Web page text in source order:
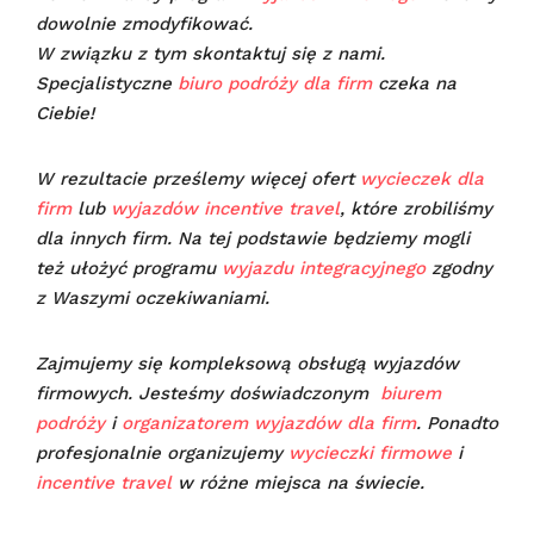
dowolnie zmodyfikować.
W związku z tym skontaktuj się z nami.
Specjalistyczne biuro podróży dla firmczeka na
Ciebie!
W rezultacie prześlemy więcej ofert wycieczek dla
firmlub wyjazdów incentive travel, które zrobiliśmy
dla innych firm. Na tej podstawie będziemy mogli
też ułożyć programu wyjazdu integracyjnegozgodny
z Waszymi oczekiwaniami.
Zajmujemy się kompleksową obsługą wyjazdów
firmowych. Jesteśmy doświadczonym biurem
podróżyi organizatorem wyjazdów dla firm. Ponadto
profesjonalnie organizujemy wycieczki firmowe i
incentive travelw różne miejsca na świecie.